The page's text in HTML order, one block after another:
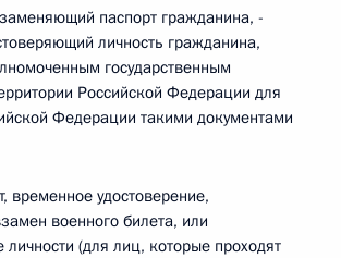
паспорт гражданина, -
личность гражданина,
государственным
Российской Федерации для
Федерации такими документами
временное удостоверение,
военного билета, или
личности (для лиц, которые проходят